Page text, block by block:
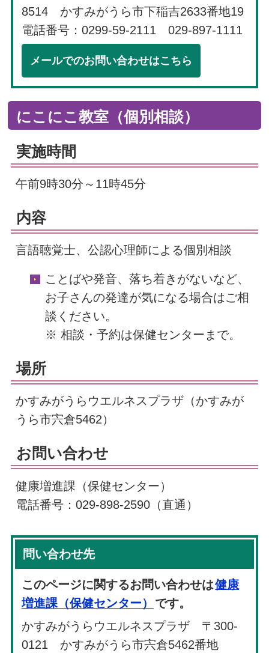
8514 かすみがうら市下稲吉2633番地19
電話番号：0299-59-2111 029-897-1111
メールでのお問い合わせはこちら
にこにこ教室（個別相談）
実施時間
午前9時30分～11時45分
内容
言語聴覚士、公認心理師による個別相談
ことばや発音、落ち着きがないなど、
お子さんの発達が気になる場合はご相
談ください。
※ 相談・予約は保健センターまで。
場所
かすみがうらウエルネスプラザ（かすみが
うら市宍倉5462）
お問い合わせ
健康増進課（保健センター）
電話番号：029-898-2590（直通）
問い合わせ先
このページに関するお問い合わせは健康
増進課（保健センター）
です。
かすみがうらウエルネスプラザ 〒300-
0121 かすみがうら市宍倉5462番地